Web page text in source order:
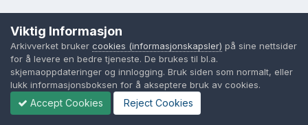
Viktig Informasjon
Arkivverket bruker cookies (informasjonskapsler) på sine nettsider
for å levere en bedre tjeneste. De brukes til bl.a.
skjemaoppdateringer og innlogging. Bruk siden som normalt, eller
lukk informasjonsboksen for å akseptere bruk av cookies.
Accept Cookies Reject Cookies